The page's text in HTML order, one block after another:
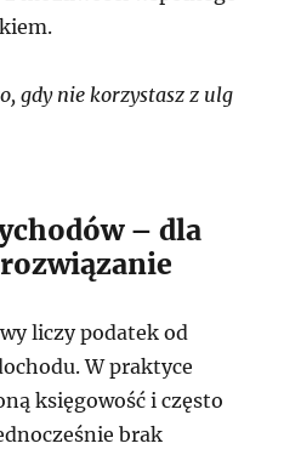
gdy nie korzystasz z ulg
– dla
liczy podatek od
W praktyce
księgowość i często
brak